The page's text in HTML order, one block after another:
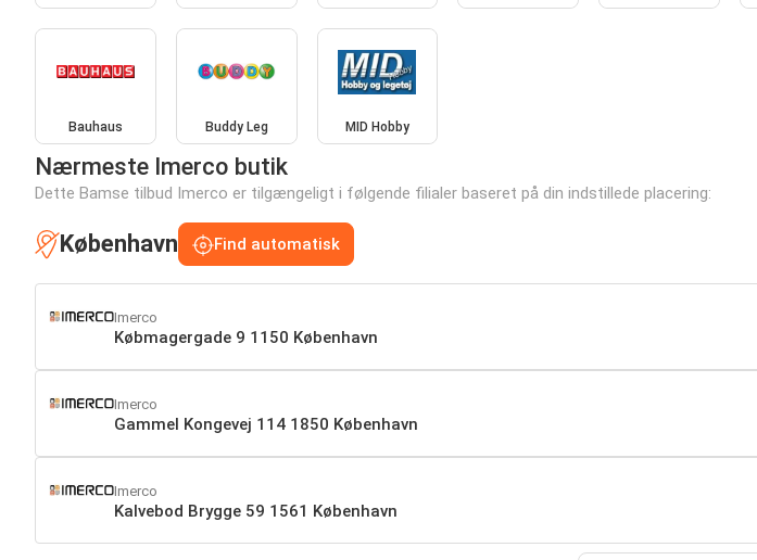
Bauhaus Buddy Leg MID Hobby
Nærmeste Imerco butik
Dette Bamse tilbud Imerco er tilgængeligt i følgende filialer baseret på din indstillede placering:
København Find automatisk
Imerco
Købmagergade 9 1150 København
Imerco
Gammel Kongevej 114 1850 København
Imerco
Kalvebod Brygge 59 1561 København